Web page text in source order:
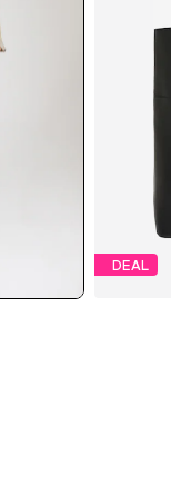
DEAL